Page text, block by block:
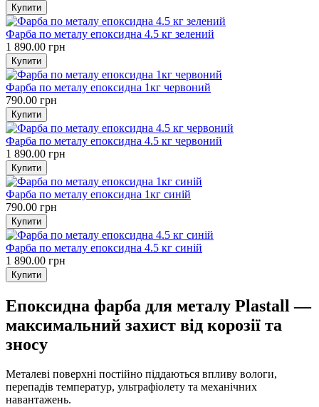
Фарба по металу епоксидна 4.5 кг зелений
1 890.00 грн
Фарба по металу епоксидна 1кг червоний
790.00 грн
Фарба по металу епоксидна 4.5 кг червоний
1 890.00 грн
Фарба по металу епоксидна 1кг синій
790.00 грн
Фарба по металу епоксидна 4.5 кг синій
1 890.00 грн
Епоксидна фарба для металу Plastall —
максимальний захист від корозії та
зносу
Металеві поверхні постійно піддаються впливу вологи,
перепадів температур, ультрафіолету та механічних
навантажень.